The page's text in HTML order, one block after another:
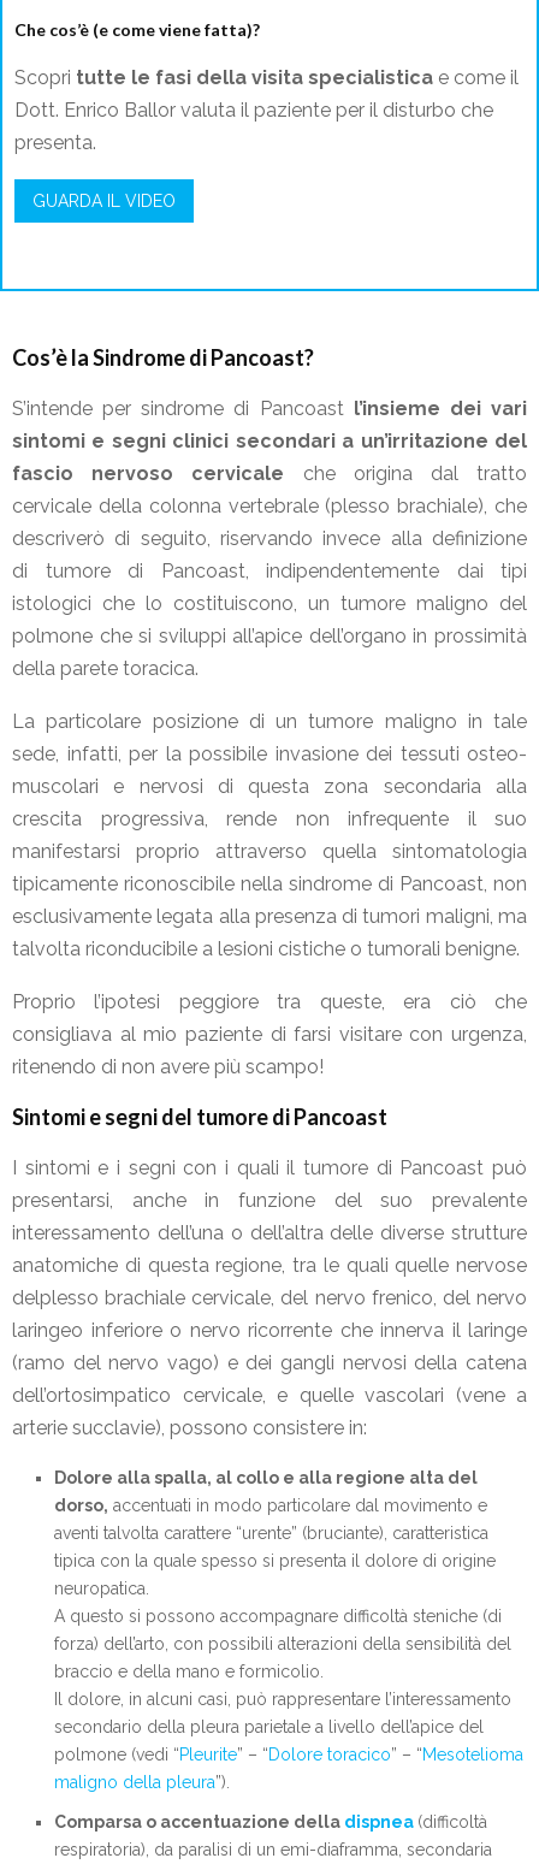
Che cos’è (e come viene fatta)?
Scopri tutte le fasi della visita specialistica e come il
Dott. Enrico Ballor valuta il paziente per il disturbo che
presenta.
GUARDA IL VIDEO
Cos’è la Sindrome di Pancoast?
S’intende per sindrome di Pancoast l’insieme dei vari
sintomi e segni clinici secondari a un’irritazione del
fascio nervoso cervicale che origina dal tratto
cervicale della colonna vertebrale (plesso brachiale), che
descriverò di seguito, riservando invece alla definizione
di tumore di Pancoast, indipendentemente dai tipi
istologici che lo costituiscono, un tumore maligno del
polmone che si sviluppi all’apice dell’organo in prossimità
della parete toracica.
La particolare posizione di un tumore maligno in tale
sede, infatti, per la possibile invasione dei tessuti osteo-
muscolari e nervosi di questa zona secondaria alla
crescita progressiva, rende non infrequente il suo
manifestarsi proprio attraverso quella sintomatologia
tipicamente riconoscibile nella sindrome di Pancoast, non
esclusivamente legata alla presenza di tumori maligni, ma
talvolta riconducibile a lesioni cistiche o tumorali benigne.
Proprio l’ipotesi peggiore tra queste, era ciò che
consigliava al mio paziente di farsi visitare con urgenza,
ritenendo di non avere più scampo!
Sintomi e segni del tumore di Pancoast
I sintomi e i segni con i quali il tumore di Pancoast può
presentarsi, anche in funzione del suo prevalente
interessamento dell’una o dell’altra delle diverse strutture
anatomiche di questa regione, tra le quali quelle nervose
delplesso brachiale cervicale, del nervo frenico, del nervo
laringeo inferiore o nervo ricorrente che innerva il laringe
(ramo del nervo vago) e dei gangli nervosi della catena
dell’ortosimpatico cervicale, e quelle vascolari (vene a
arterie succlavie), possono consistere in:
Dolore alla spalla, al collo e alla regione alta del
dorso, accentuati in modo particolare dal movimento e
aventi talvolta carattere “urente” (bruciante), caratteristica
tipica con la quale spesso si presenta il dolore di origine
neuropatica.
A questo si possono accompagnare difficoltà steniche (di
forza) dell’arto, con possibili alterazioni della sensibilità del
braccio e della mano e formicolio.
Il dolore, in alcuni casi, può rappresentare l’interessamento
secondario della pleura parietale a livello dell’apice del
polmone (vedi “Pleurite” – “Dolore toracico” – “Mesotelioma
maligno della pleura”).
Comparsa o accentuazione della dispnea (difficoltà
respiratoria), da paralisi di un emi-diaframma, secondaria